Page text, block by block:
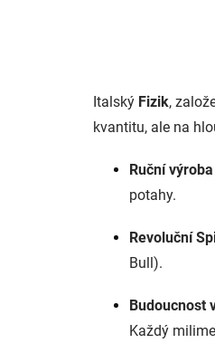
Italský Fizik,
kvantitu, ale na
Ruční
potahy.
Revoluční
Bull).
Budoucnost
Každý